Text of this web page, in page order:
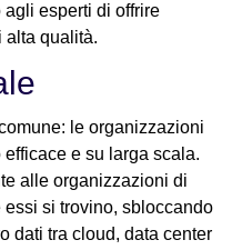
esperti di offrire
alta qualità.
le organizzazioni
e su larga scala.
alle organizzazioni di
si trovino, sbloccando
dati tra cloud, data center